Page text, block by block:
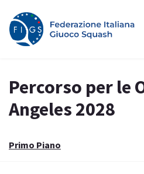
Percorso per le
Angeles 2028
Primo Piano